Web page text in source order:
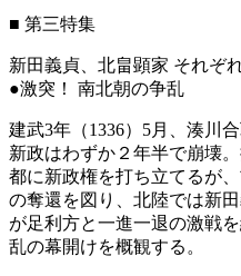
■ 第三特集
新田義貞、北畠顕家 それぞ
●激突！ 南北朝の争乱
建武3年（1336）5月、湊川
新政はわずか２年半で崩壊
都に新政権を打ち立てるが
の奪還を図り、北陸では新
が足利方と一進一退の激戦
乱の幕開けを概観する。